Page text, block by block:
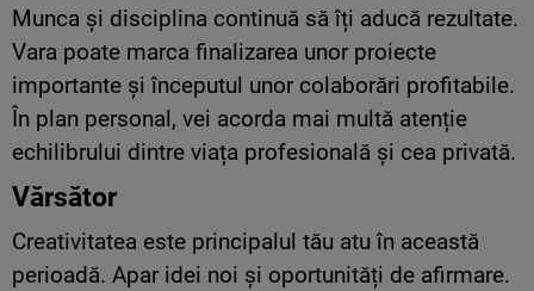
Munca și disciplina continuă să îți aducă rezultate.
Vara poate marca finalizarea unor proiecte
importante și începutul unor colaborări profitabile.
În plan personal, vei acorda mai multă atenție
echilibrului dintre viața profesională și cea privată.
Vărsător
Creativitatea este principalul tău atu în această
perioadă. Apar idei noi și oportunități de afirmare.